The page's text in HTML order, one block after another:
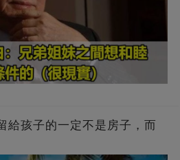
給孩子的一定不是房子，而